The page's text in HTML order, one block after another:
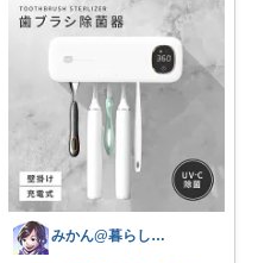
みかん@暮らしのもの／暑さ対策に全力⛱️